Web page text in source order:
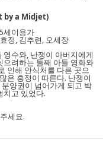
by a Midjet)
세이용가
정, 김추련, 오세장
수와, 난쟁이 아버지에게
으려하는 둘째 아들 영화와
인해 안식처를 다른 곳으
은 흥정이 따른다. 난쟁이
양권이 넘어가게 되고 박
치고 있었다.
세요.